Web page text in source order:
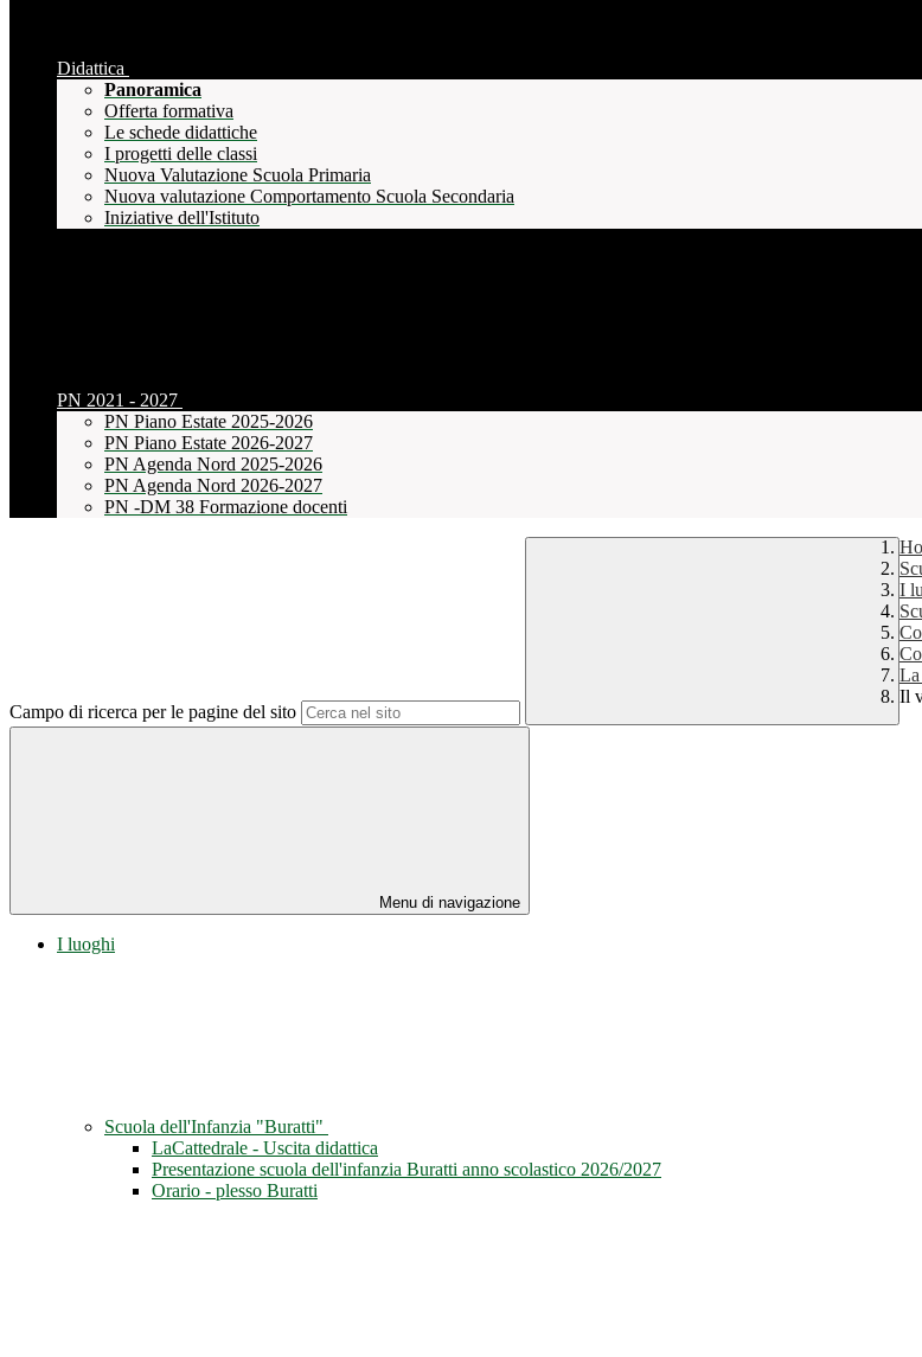
Didattica
Panoramica
Offerta formativa
Le schede didattiche
I progetti delle classi
Nuova Valutazione Scuola Primaria
Nuova valutazione Comportamento Scuola Secondaria
Iniziative dell'Istituto
PN 2021 - 2027
PN Piano Estate 2025-2026
PN Piano Estate 2026-2027
PN Agenda Nord 2025-2026
PN Agenda Nord 2026-2027
PN -DM 38 Formazione docenti
Campo di ricerca per le pagine del sito
I
La
Il
Menu di navigazione
I luoghi
Scuola dell'Infanzia "Buratti"
LaCattedrale - Uscita didattica
Presentazione scuola dell'infanzia Buratti anno scolastico 2026/2027
Orario - plesso Buratti